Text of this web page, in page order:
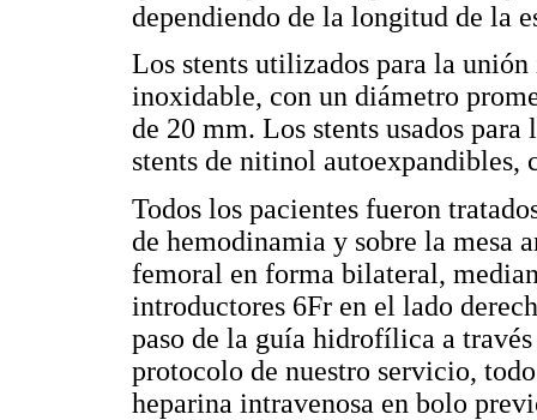
dependiendo de la longitud de la
Los stents utilizados para la
inoxidable, con un diámetro
de 20 mm. Los stents usados
stents de nitinol
Todos los pacientes fueron
de hemodinamia y sobre la mesa
femoral en forma bilateral,
introductores 6Fr en el lado
paso de la guía hidrofílica a
protocolo de nuestro servicio,
heparina intravenosa en bolo